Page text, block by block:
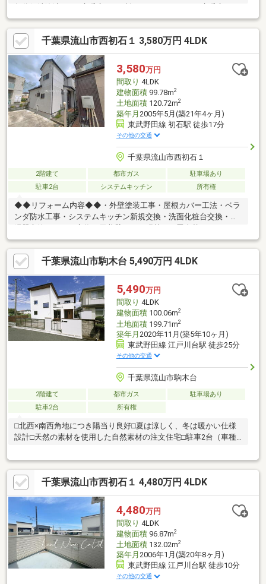
ーラーシステム（9.5Kw） ■住宅用制振ダンパー搭載■便利な
ＩＯＴ仕様（プロジェクター、お掃除ロボット、65インチＴＶ、
電気暖炉、ペットカメラ、加湿器等）■ご成約特典：初夏キャン
ペーン実施中●仲介業者様のお問い合わせも歓迎！価格改定いた
しました！
千葉県流山市西初石１ 3,580万円 4LDK
3,580万円
間取り 4LDK
建物面積99.78m2
土地面積120.72m2
築年月 2005年5月(築21年4ヶ月)
東武野田線 初石駅 徒歩17分
その他の交通
千葉県流山市西初石１
2階建て 都市ガス
駐車場あり
駐車2台
システムキッチン 所有権
◆◆リフォーム内容◆◆・外壁塗装工事・屋根カバー工法・ベラ
ンダ防水工事・システムキッチン新規交換・洗面化粧台交換・給
湯器交換・トイレ交換・天井壁クロス張替え・畳表替え・スイッ
チ、コンセント一部交換・襖、障子張替え・白蟻防蟻処理・ハウ
スクリーニング等
千葉県流山市駒木台 5,490万円 4LDK
5,490万円
間取り 4LDK
建物面積100.06m2
土地面積199.71m2
築年月 2020年11月(築5年10ヶ月)
東武野田線 江戸川台駅 徒歩25分
その他の交通
千葉県流山市駒木台
2階建て 都市ガス
駐車場あり
駐車2台
所有権
□北西×南西角地につき陽当り良好□夏は涼しく、冬は暖かい仕様
設計□天然の素材を使用した自然素材の注文住宅□駐車2台（車種
千葉県流山市西初石１ 4,480万円 4LDK
4,480万円
間取り 4LDK
建物面積96.87m2
土地面積132.02m2
築年月 2006年1月(築20年8ヶ月)
東武野田線 江戸川台駅 徒歩10分
その他の交通